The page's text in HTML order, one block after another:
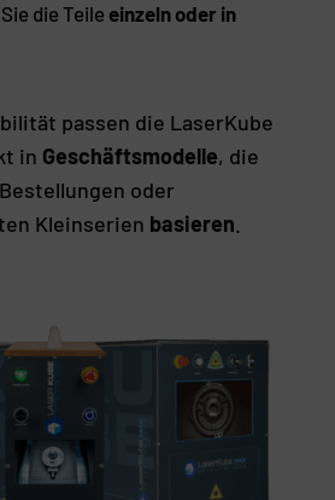
die Teile einzeln oder in
passen die LaserKube
in Geschäftsmodelle, die
oder
Kleinserien basieren